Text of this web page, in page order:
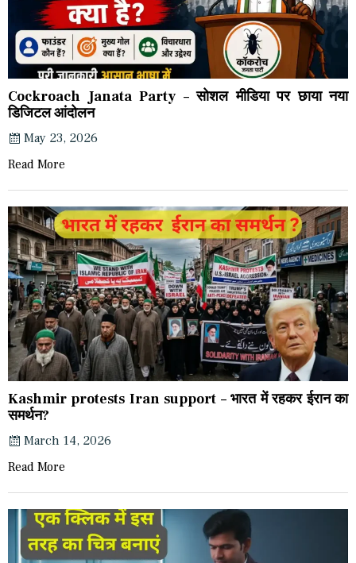
Cockroach Janata Party – सोशल मीडिया पर छाया नया
डिजिटल आंदोलन
May 23, 2026
Read More
Kashmir protests Iran support – भारत में रहकर ईरान का
समर्थन?
March 14, 2026
Read More